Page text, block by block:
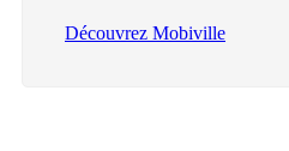
Découvrez Mobiville